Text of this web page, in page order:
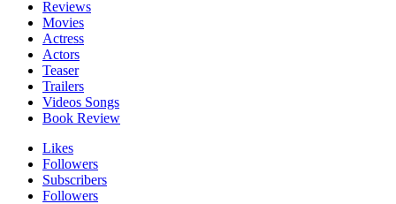
Reviews
Movies
Actress
Actors
Teaser
Trailers
Videos Songs
Book Review
Likes
Followers
Subscribers
Followers